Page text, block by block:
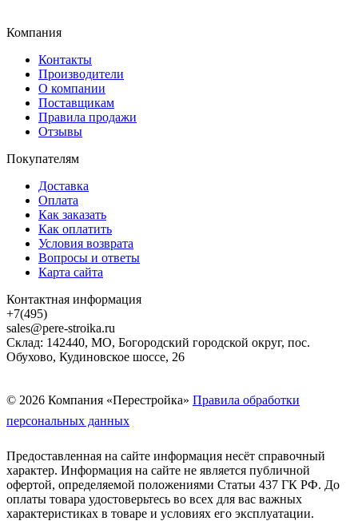
Компания
Контакты
Производители
О компании
Поставщикам
Правила продажи
Отзывы
Покупателям
Доставка
Оплата
Как заказать
Как оплатить
Условия возврата
Вопросы и ответы
Карта сайта
Контактная информация
+7(495)
sales@pere-stroika.ru
Склад: 142440, МО, Богородский городской округ, пос.
Обухово, Кудиновское шоссе, 26
© 2026 Компания «Перестройка» Правила обработки
персональных данных
Предоставленная на сайте информация несёт справочный
характер. Информация на сайте не является публичной
офертой, определяемой положениями Статьи 437 ГК РФ. До
оплаты товара удостоверьтесь во всех для вас важных
характеристиках в товаре и условиях его эксплуатации.